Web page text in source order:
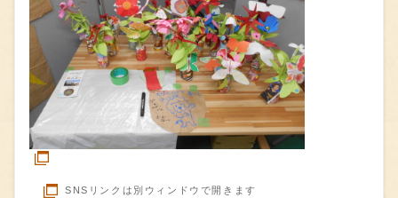
SNSリンクは別ウィンドウで開きます